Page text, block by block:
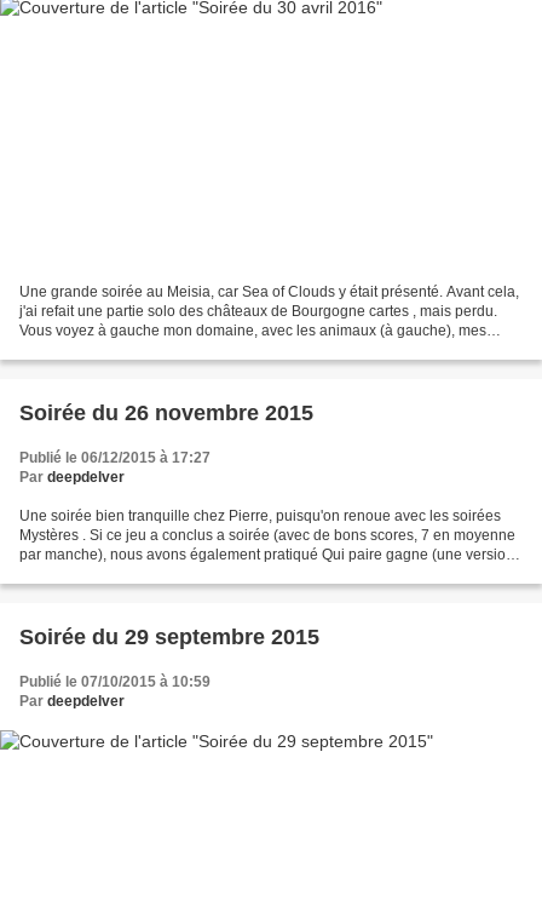
Une grande soirée au Meisia, car Sea of Clouds y était présenté. Avant cela,
j'ai refait une partie solo des châteaux de Bourgogne cartes , mais perdu.
Vous voyez à gauche mon domaine, avec les animaux (à gauche), mes
Soirée du 26 novembre 2015
Publié le 06/12/2015 à 17:27
Par deepdelver
Une soirée bien tranquille chez Pierre, puisqu'on renoue avec les soirées
Mystères . Si ce jeu a conclus a soirée (avec de bons scores, 7 en moyenne
par manche), nous avons également pratiqué Qui paire gagne (une version
Soirée du 29 septembre 2015
Publié le 07/10/2015 à 10:59
Par deepdelver